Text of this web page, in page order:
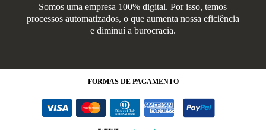
Somos uma empresa 100% digital. Por isso, temos
processos automatizados, o que aumenta nossa eficiência
e diminuí a burocracia.
FORMAS DE PAGAMENTO